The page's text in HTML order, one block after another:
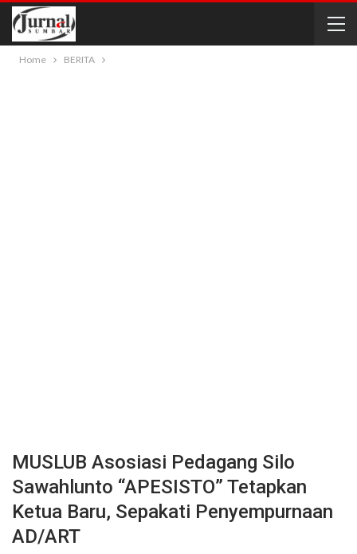
Home BERITA
MUSLUB Asosiasi Pedagang Silo
Sawahlunto “APESISTO” Tetapkan
Ketua Baru, Sepakati Penyempurnaan
AD/ART